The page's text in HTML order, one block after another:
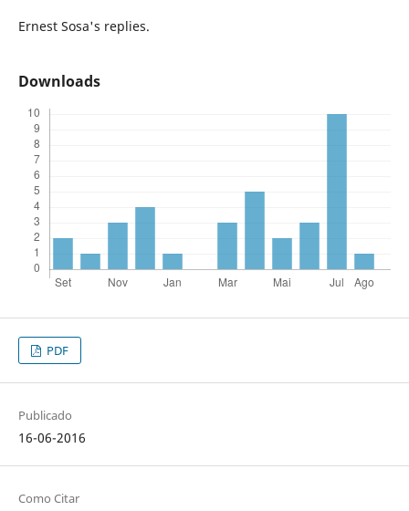
Ernest Sosa's replies.
Downloads
PDF
Publicado
16-06-2016
Como Citar